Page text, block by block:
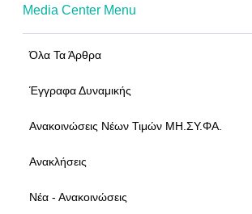
Media Center Menu
Όλα Τα Άρθρα
Έγγραφα Δυναμικής
Ανακοινώσεις Νέων Τιμών ΜΗ.ΣΥ.ΦΑ.
Ανακλήσεις
Νέα - Ανακοινώσεις